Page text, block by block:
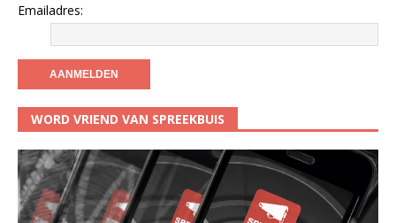
Emailadres:
WORD VRIEND VAN SPREEKBUIS